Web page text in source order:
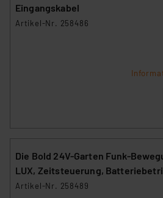
Eingangskabel
Artikel-Nr. 258486
Die Bold 24V-Garten Funk-
LUX, Zeitsteuerung,
Artikel-Nr. 258489